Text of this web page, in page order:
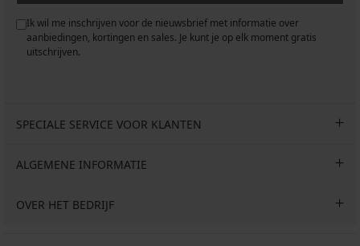
Ik wil me inschrijven voor de nieuwsbrief met informatie over
aanbiedingen, kortingen en sales. Je kunt je op elk moment gratis
uitschrijven.
SPECIALE SERVICE VOOR KLANTEN
ALGEMENE INFORMATIE
OVER HET BEDRIJF